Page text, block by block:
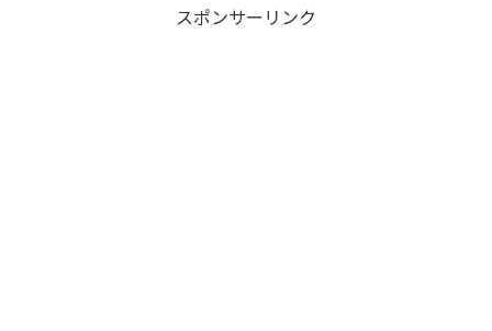
スポンサーリンク